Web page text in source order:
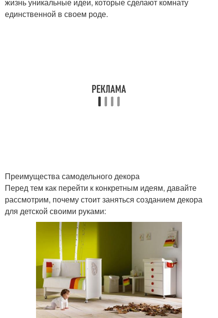
единственной в своем роде.
Преимущества самодельного декора
Перед тем как перейти к конкретным идеям, давайте
рассмотрим, почему стоит заняться созданием декора
для детской своими руками: